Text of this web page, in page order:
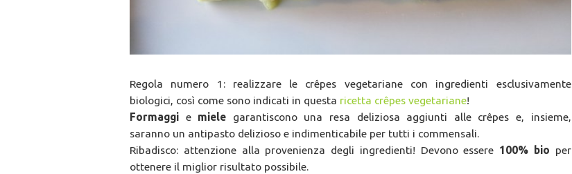
Regola numero 1: realizzare le crêpes vegetariane con ingredienti esclusivamente
biologici, così come sono indicati in questa ricetta crêpes vegetariane!
Formaggi e miele garantiscono una resa deliziosa aggiunti alle crêpes e, insieme,
saranno un antipasto delizioso e indimenticabile per tutti i commensali.
Ribadisco: attenzione alla provenienza degli ingredienti! Devono essere 100% bio per
ottenere il miglior risultato possibile.